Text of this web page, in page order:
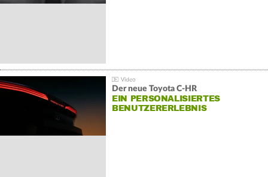
Der neue Toyota C-HR
EIN PERSONALISIERTES
BENUTZERERLEBNIS